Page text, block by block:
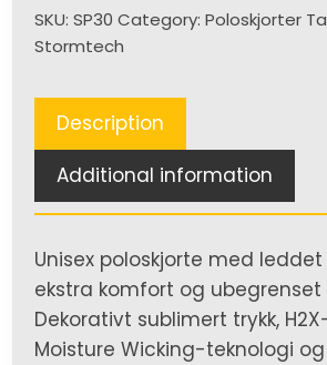
quantity
SKU:SP30 Category:Poloskjorter
Stormtech
Description
Additional information
Unisex poloskjorte med
ekstra komfort og ubegrenset
Dekorativt sublimert trykk,
Moisture Wicking-teknologi og